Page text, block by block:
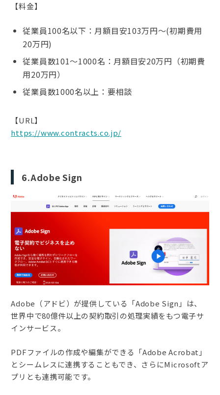
【料金】
従業員100名以下：月額目安103万円～(初期費用
20万円)
従業員数101～1000名：月額目安20万円（初期費
用20万円）
従業員数1000名以上：要相談
【URL】
https://www.contracts.co.jp/
6.Adobe Sign
Adobe（アドビ）が提供している「Adobe Sign」は、
世界中で80億件以上の契約取引の処理実績をもつ電子サ
インサービス。
PDFファイルの作成や編集ができる「Adobe Acrobat」
とシームレスに連携することもでき、さらにMicrosoftア
プリとも連携可能です。